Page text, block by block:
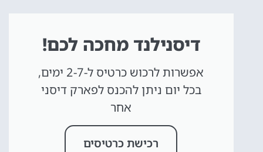
דיסנילנד מחכה לכם!
אפשרות לרכוש כרטיס ל-2-7 ימים,
בכל יום ניתן להכנס לפארק דיסני
אחר
רכישת כרטיסים